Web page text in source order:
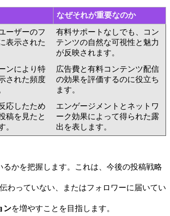
なぜそれが重要なのか
ーザーのフ
表示された
有料サポートなしでも、コン
テンツの自然な可視性と魅力
が反映されます。
ンにより特
された頻度
広告費と有料コンテンツ配信
の効果を評価するのに役立ち
ます。
応したため
稿を見たと
。
エンゲージメントとネットワ
ーク効果によって得られた露
出を表します。
るかを把握します。これは、今後の投稿戦略
わっていない、またはフォロワーに届いてい
ンを増やすことを目指します。